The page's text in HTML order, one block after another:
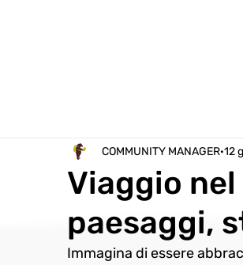
Viaggio
paesaggi,
COMMUNITY MANAGER 12
Immagina di essere